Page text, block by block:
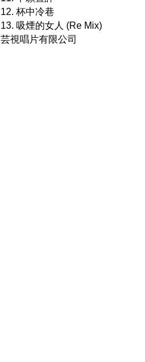
12. 杯中冷巷
13. 吸煙的女人 (Re Mix)
芸視唱片有限公司